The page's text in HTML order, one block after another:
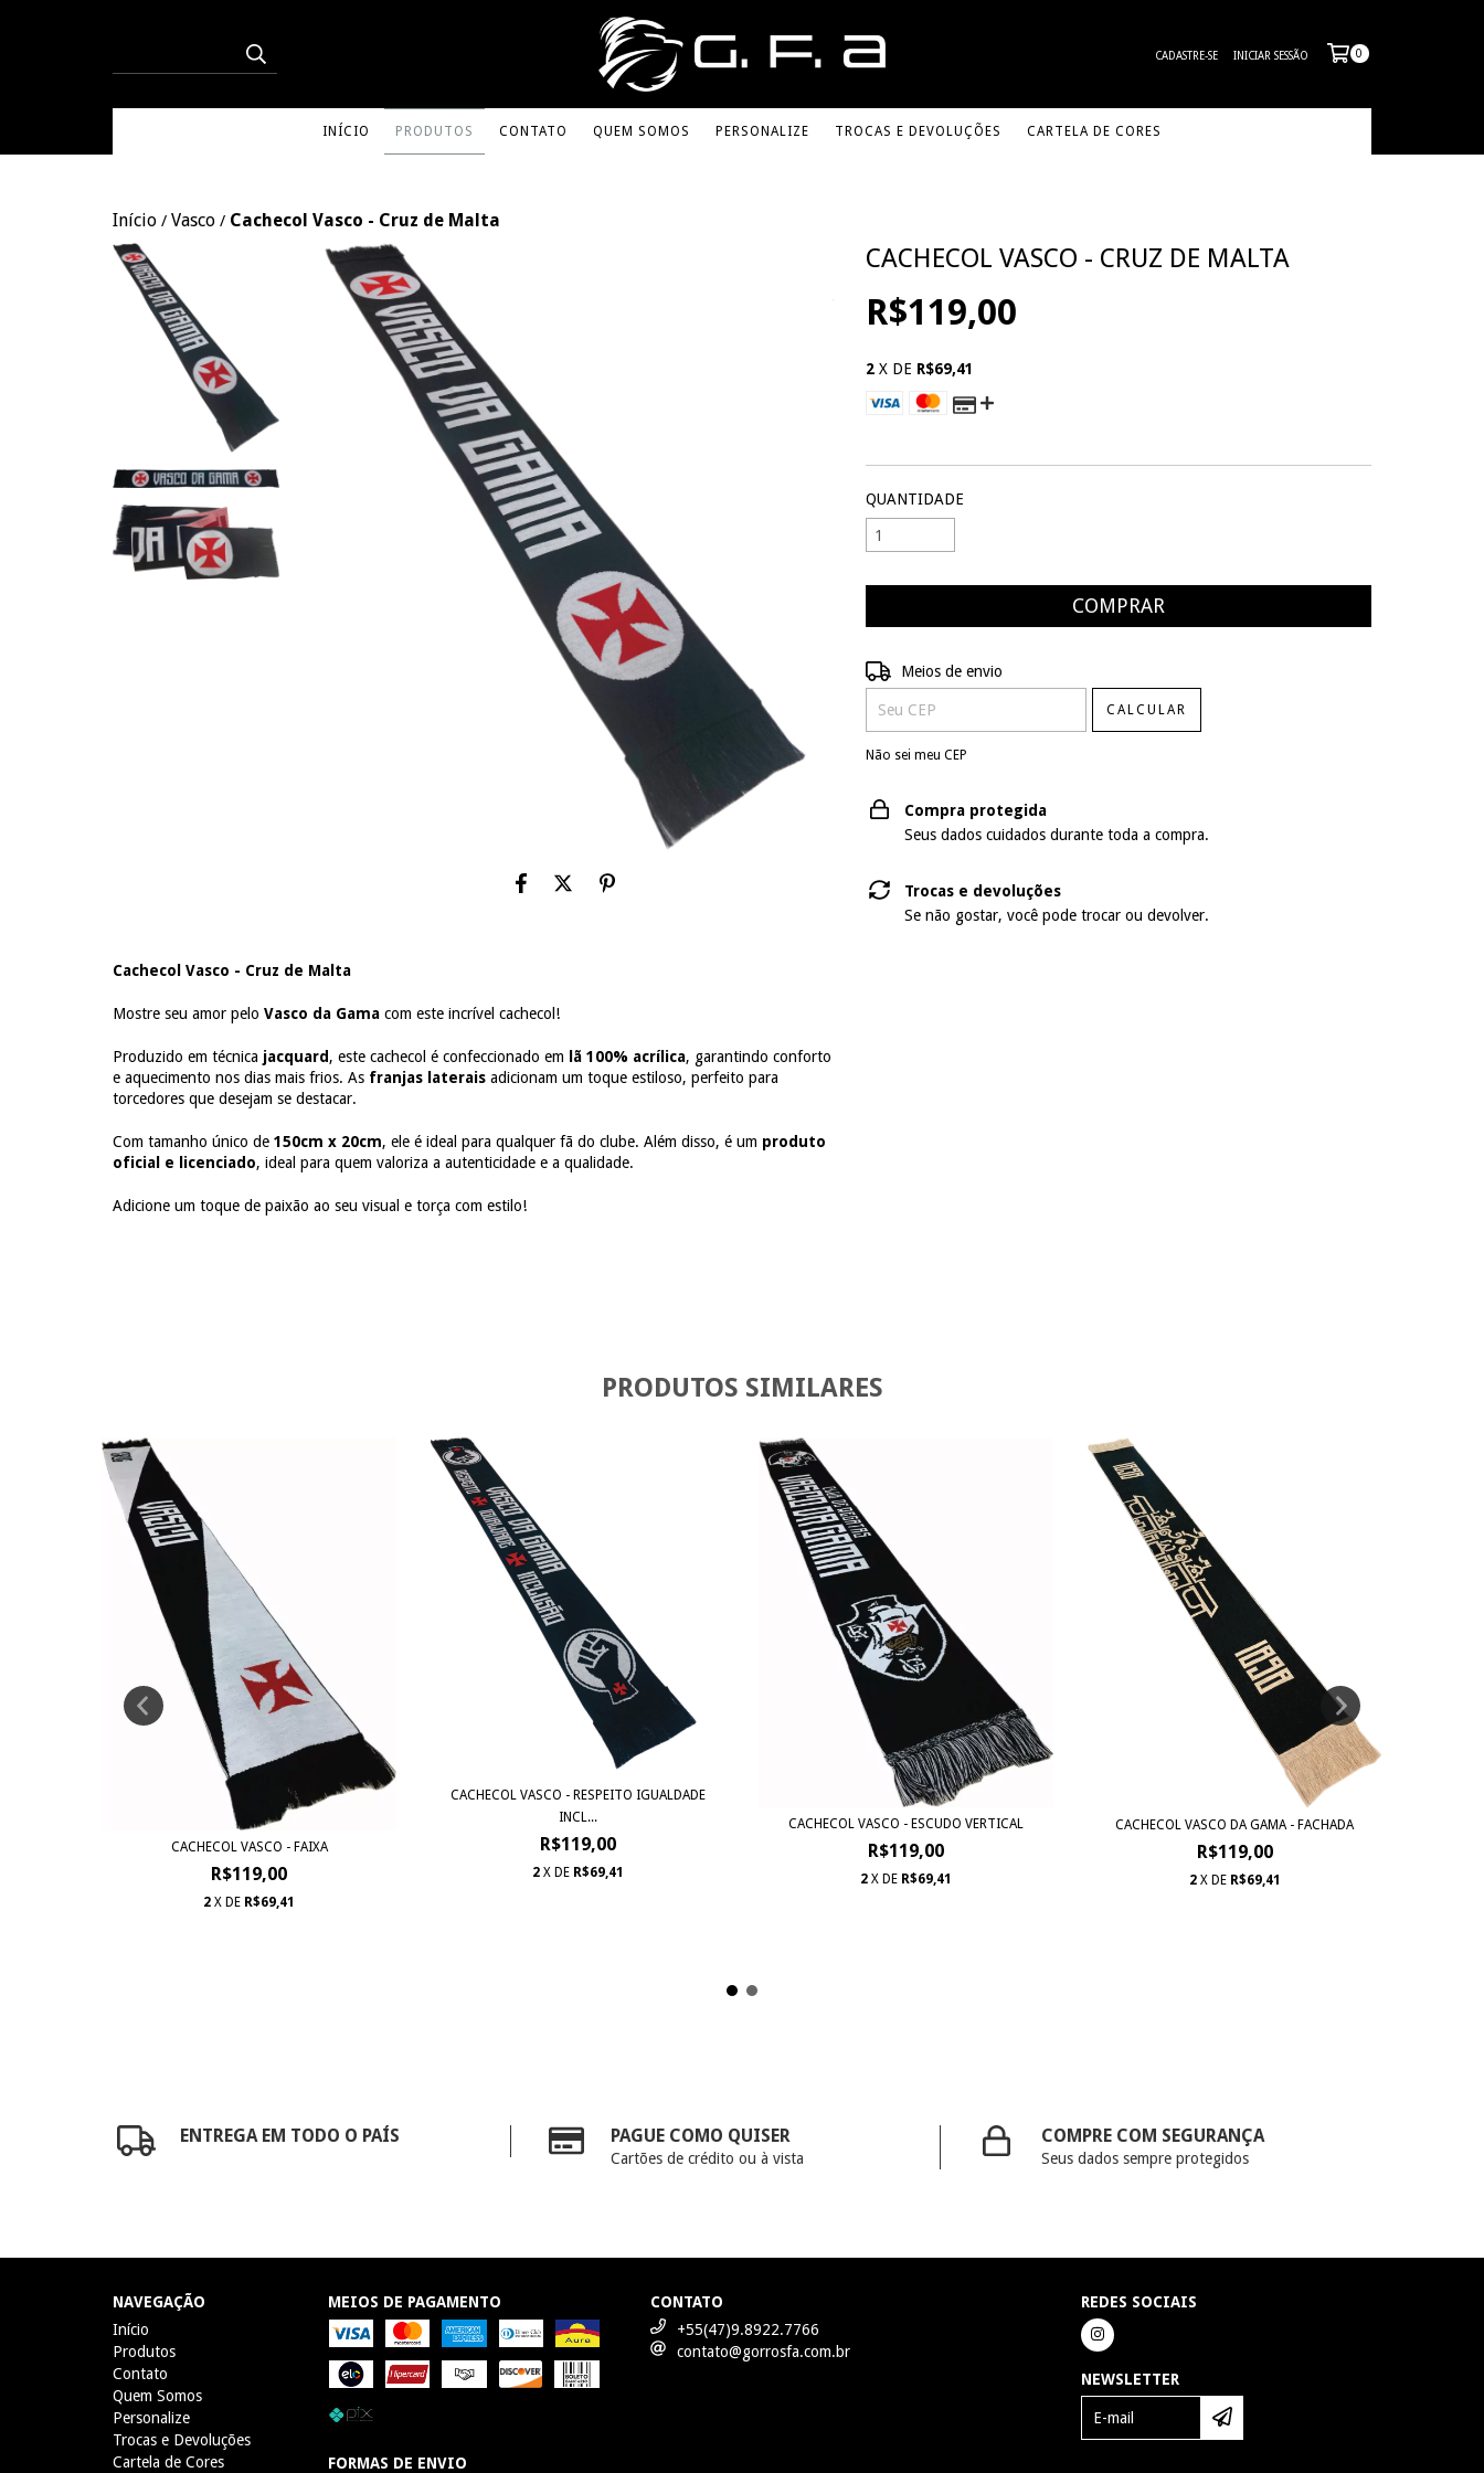
CADASTRE-SE INICIAR SESSÃO 0
INÍCIO PRODUTOS CONTATO QUEM SOMOS PERSONALIZE TROCAS E DEVOLUÇÕES CARTELA DE CORES
Início / Vasco / Cachecol Vasco - Cruz de Malta
Cachecol Vasco - Cruz de Malta
Mostre seu amor pelo Vasco da Gama com este incrível cachecol!
Produzido em técnica jacquard, este cachecol é confeccionado em lã 100% acrílica, garantindo conforto
e aquecimento nos dias mais frios. As franjas laterais adicionam um toque estiloso, perfeito para
torcedores que desejam se destacar.
Com tamanho único de 150cm x 20cm, ele é ideal para qualquer fã do clube. Além disso, é um produto
oficial e licenciado, ideal para quem valoriza a autenticidade e a qualidade.
Adicione um toque de paixão ao seu visual e torça com estilo!
CACHECOL VASCO - CRUZ DE MALTA
R$119,00
2 X DE R$69,41
QUANTIDADE
Entregas para o CEP:
Meios de envio
CALCULAR
Não sei meu CEP
Compra protegida
Seus dados cuidados durante toda a compra.
Trocas e devoluções
Se não gostar, você pode trocar ou devolver.
PRODUTOS SIMILARES
CACHECOL VASCO - FAIXA
R$119,00
2 X DE R$69,41
CACHECOL VASCO - RESPEITO IGUALDADE
INCL...
R$119,00
2 X DE R$69,41
CACHECOL VASCO - ESCUDO VERTICAL
R$119,00
2 X DE R$69,41
CACHECOL VASCO DA GAMA - FACHADA
R$119,00
2 X DE R$69,41
ENTREGA EM TODO O PAÍS PAGUE COMO QUISER
Cartões de crédito ou à vista
COMPRE COM SEGURANÇA
Seus dados sempre protegidos
NAVEGAÇÃO
Início
Produtos
Contato
Quem Somos
Personalize
Trocas e Devoluções
Cartela de Cores
MEIOS DE PAGAMENTO
FORMAS DE ENVIO
CONTATO
+55(47)9.8922.7766
contato@gorrosfa.com.br
REDES SOCIAIS
NEWSLETTER